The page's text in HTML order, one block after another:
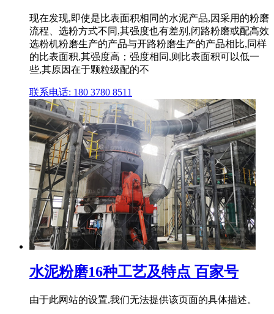
现在发现,即使是比表面积相同的水泥产品,因采用的粉磨
流程、选粉方式不同,其强度也有差别,闭路粉磨或配高效
选粉机粉磨生产的产品与开路粉磨生产的产品相比,同样
的比表面积,其强度高；强度相同,则比表面积可以低一
些,其原因在于颗粒级配的不
联系电话: 180 3780 8511
水泥粉磨16种工艺及特点 百家号
由于此网站的设置,我们无法提供该页面的具体描述。